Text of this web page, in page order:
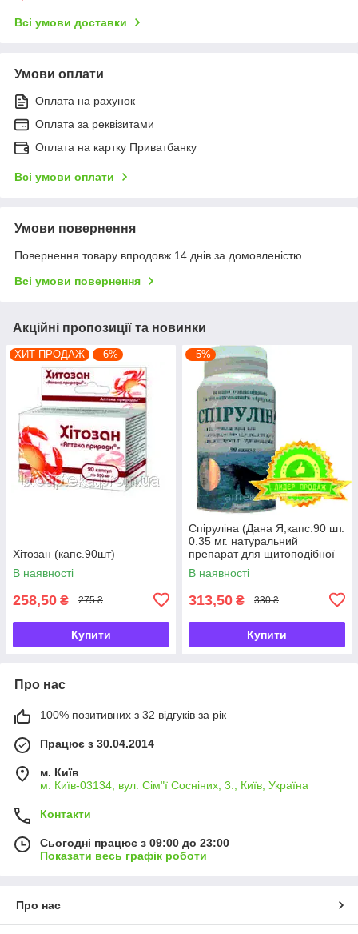
Всі умови доставки
Умови оплати
Оплата на рахунок
Оплата за реквізитами
Оплата на картку Приватбанку
Всі умови оплати
Умови повернення
Повернення товару впродовж 14 днів за домовленістю
Всі умови повернення
Акційні пропозиції та новинки
ХИТ ПРОДАЖ –6%
Хітозан (капс.90шт)
В наявності
258,50 ₴ 275 ₴
Купити
–5%
Спіруліна (Дана Я,капс.90 шт.
0.35 мг. натуральний
препарат для щитоподібної
залози
В наявності
313,50 ₴ 330 ₴
Купити
Про нас
100% позитивних з 32 відгуків за рік
Працює з 30.04.2014
м. Київ
м. Київ-03134; вул. Сім"ї Сосніних, 3., Київ, Україна
Контакти
Сьогодні працює з 09:00 до 23:00
Показати весь графік роботи
Про нас